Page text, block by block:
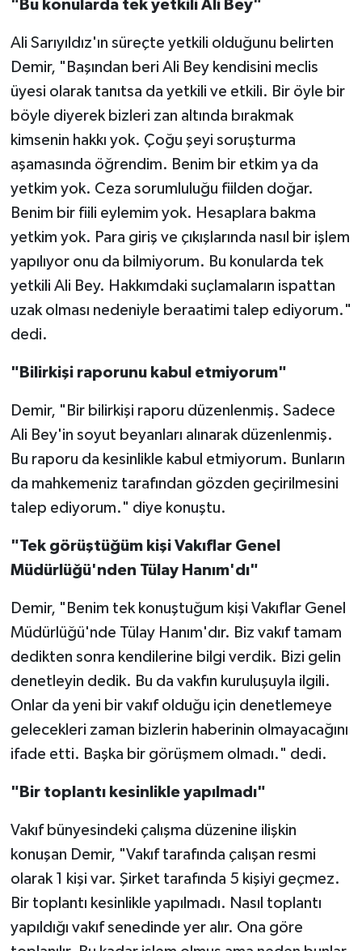
"Bu konularda tek yetkili Ali Bey"
Ali Sarıyıldız'ın süreçte yetkili olduğunu belirten
Demir, "Başından beri Ali Bey kendisini meclis
üyesi olarak tanıtsa da yetkili ve etkili. Bir öyle bir
böyle diyerek bizleri zan altında bırakmak
kimsenin hakkı yok. Çoğu şeyi soruşturma
aşamasında öğrendim. Benim bir etkim ya da
yetkim yok. Ceza sorumluluğu fiilden doğar.
Benim bir fiili eylemim yok. Hesaplara bakma
yetkim yok. Para giriş ve çıkışlarında nasıl bir işlem
yapılıyor onu da bilmiyorum. Bu konularda tek
yetkili Ali Bey. Hakkımdaki suçlamaların ispattan
uzak olması nedeniyle beraatimi talep ediyorum."
dedi.
"Bilirkişi raporunu kabul etmiyorum"
Demir, "Bir bilirkişi raporu düzenlenmiş. Sadece
Ali Bey'in soyut beyanları alınarak düzenlenmiş.
Bu raporu da kesinlikle kabul etmiyorum. Bunların
da mahkemeniz tarafından gözden geçirilmesini
talep ediyorum." diye konuştu.
"Tek görüştüğüm kişi Vakıflar Genel
Müdürlüğü'nden Tülay Hanım'dı"
Demir, "Benim tek konuştuğum kişi Vakıflar Genel
Müdürlüğü'nde Tülay Hanım'dır. Biz vakıf tamam
dedikten sonra kendilerine bilgi verdik. Bizi gelin
denetleyin dedik. Bu da vakfın kuruluşuyla ilgili.
Onlar da yeni bir vakıf olduğu için denetlemeye
gelecekleri zaman bizlerin haberinin olmayacağını
ifade etti. Başka bir görüşmem olmadı." dedi.
"Bir toplantı kesinlikle yapılmadı"
Vakıf bünyesindeki çalışma düzenine ilişkin
konuşan Demir, "Vakıf tarafında çalışan resmi
olarak 1 kişi var. Şirket tarafında 5 kişiyi geçmez.
Bir toplantı kesinlikle yapılmadı. Nasıl toplantı
yapıldığı vakıf senedinde yer alır. Ona göre